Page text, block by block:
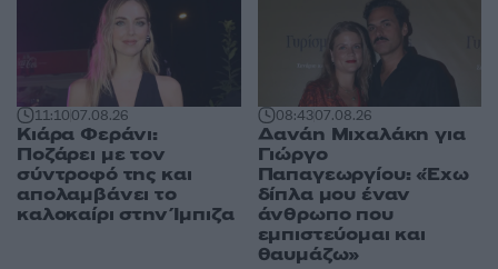
11:1007.08.26
Κιάρα Φεράνι:
Ποζάρει με τον
σύντροφό της και
απολαμβάνει το
καλοκαίρι στην Ίμπιζα
08:4307.08.26
Δανάη Μιχαλάκη για
Γιώργο
Παπαγεωργίου: «Έχω
δίπλα μου έναν
άνθρωπο που
εμπιστεύομαι και
θαυμάζω»